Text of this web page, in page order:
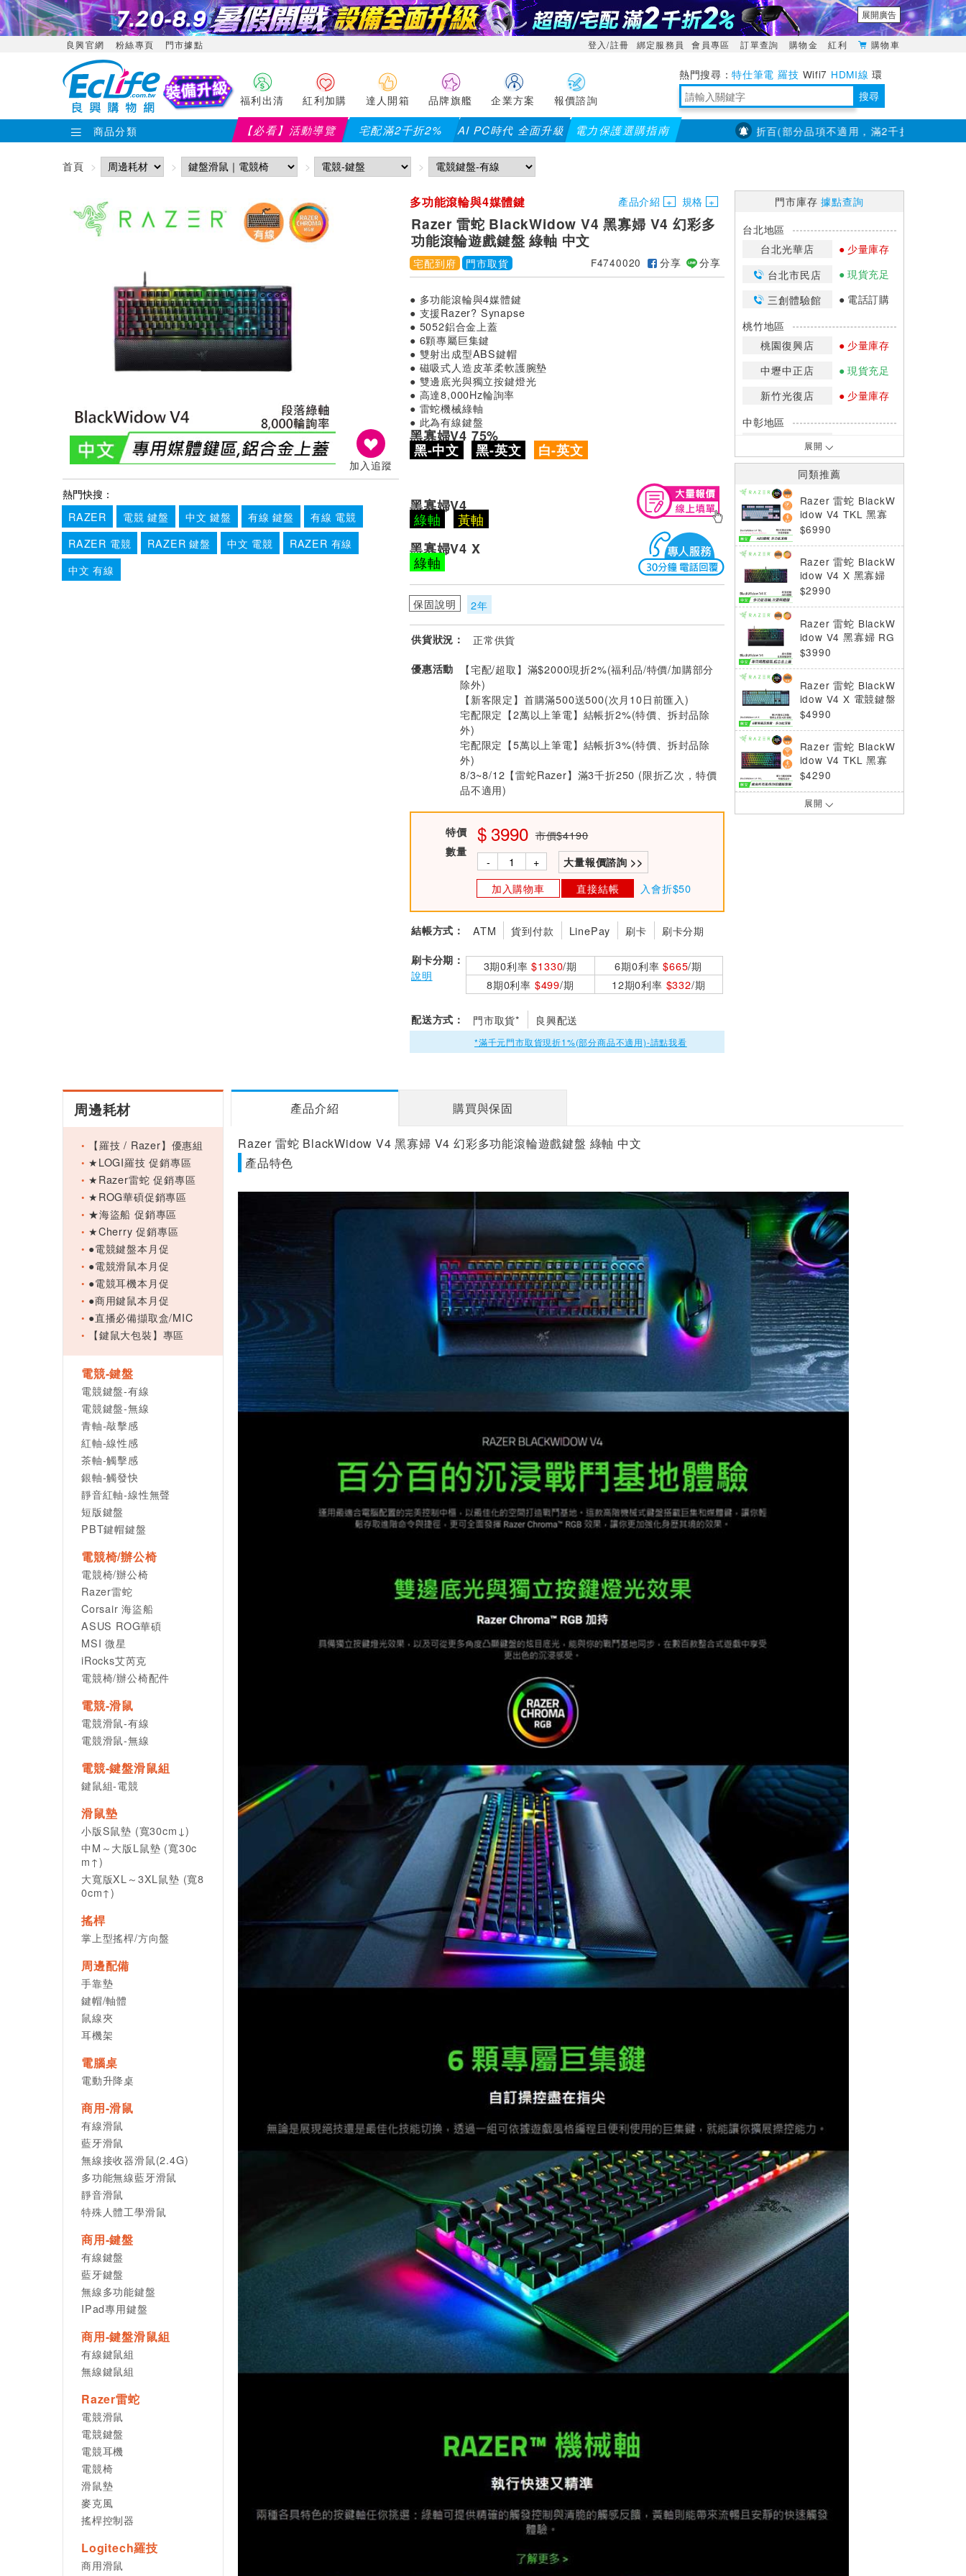
展開廣告
良興官網 粉絲專頁 門市據點 登入/註冊 綁定服務員 會員專區 訂單查詢 購物金 紅利 購物車
福利出清 紅利加購 達人開箱 品牌旗艦 企業方案 報價諮詢
特仕筆電 羅技 Wifi7 HDMI線 環
境量測 明緯POWER 搜尋
商品分類 【必看】活動導覽 宅配滿2千折2% AI PC時代 全面升級 電力保護選購指南
【PX大通】全館滿千折百(部分品項不適用，滿2千折200...)
首頁
加入追蹤
熱門快搜：
RAZER
電競 鍵盤 中文 鍵盤 有線 鍵盤
有線 電競
RAZER 電競
RAZER 鍵盤 中文 電競
RAZER 有線
中文 有線
多功能滾輪與4媒體鍵 產品介紹 規格
Razer 雷蛇 BlackWidow V4 黑寡婦 V4 幻彩多
功能滾輪遊戲鍵盤 綠軸 中文
宅配到府 門市取貨 F4740020 分享 分享
● 多功能滾輪與4媒體鍵
● 支援Razer? Synapse
● 5052鋁合金上蓋
● 6顆專屬巨集鍵
● 雙射出成型ABS鍵帽
● 磁吸式人造皮革柔軟護腕墊
● 雙邊底光與獨立按鍵燈光
● 高達8,000Hz輪詢率
● 雷蛇機械綠軸
● 此為有線鍵盤
黑寡婦V4 75%
黑-中文 黑-英文 白-英文
黑寡婦V4
綠軸
黃軸
黑寡婦V4 X
綠軸
保固說明 2年
供貨狀況： 正常供貨
優惠活動
【宅配/超取】滿$2000現折2%(福利品/特價/加購部分
除外)
【新客限定】首購滿500送500(次月10日前匯入)
宅配限定【2萬以上筆電】結帳折2%(特價、拆封品除
外)
宅配限定【5萬以上筆電】結帳折3%(特價、拆封品除
外)
8/3~8/12【雷蛇Razer】滿3千折250 (限折乙次，特價
品不適用)
特價 3990 市價$4190
數量
- + 大量報價諮詢 >>
加入購物車 直接結帳 入會折$50
結帳方式： ATM 貨到付款 LinePay 刷卡 刷卡分期
刷卡分期：
說明
3期0利率$1330/期 6期0利率$665/期
8期0利率 $499/期 12期0利率 $332/期
配送方式： 門市取貨* 良興配送
*滿千元門市取貨現折1%(部分商品不適用)-請點我看
門市庫存據點查詢
台北地區
台北光華店
少量庫存
台北市民店
現貨充足
三創體驗館
電話訂購
桃竹地區
桃園復興店
少量庫存
中壢中正店
現貨充足
新竹光復店
少量庫存
中彰地區
台中英才店
嘉南地區
高雄中華店
高雄鳳山店
少量庫存
*庫存數量：網路訂購(0)、少量庫存
(1~2)、現貨充足(3以上)。
*門市庫存以店內實際數量為準，可使
用專人服務或撥打門市電話洽詢。
展開
同類推薦
Razer 雷蛇 BlackW
idow V4 TKL 黑寡
婦 無線鍵盤 橘軸 英
$6990
Razer 雷蛇 BlackW
idow V4 X 黑寡婦
RGB 電競鍵盤 綠軸
$2990
Razer 雷蛇 BlackW
idow V4 黑寡婦 RG
B 電競鍵盤 黃軸
$3990
Razer 雷蛇 BlackW
idow V4 X 電競鍵盤
絕區零聯名款 綠軸
$4990
Razer 雷蛇 BlackW
idow V4 TKL 黑寡
婦 幻彩版熱插拔無
文
$4290
Keychron V1 Ultra
展開
周邊耗材
【羅技 / Razer】優惠組
★LOGI羅技 促銷專區
★Razer雷蛇 促銷專區
★ROG華碩促銷專區
★海盜船 促銷專區
★Cherry 促銷專區
●電競鍵盤本月促
●電競滑鼠本月促
●電競耳機本月促
●商用鍵鼠本月促
●直播必備擷取盒/MIC
【鍵鼠大包裝】專區
電競-鍵盤
電競鍵盤-有線
電競鍵盤-無線
青軸-敲擊感
紅軸-線性感
茶軸-觸擊感
銀軸-觸發快
靜音紅軸-線性無聲
短版鍵盤
PBT鍵帽鍵盤
電競椅/辦公椅
電競椅/辦公椅
Razer雷蛇
Corsair 海盜船
ASUS ROG華碩
MSI 微星
iRocks艾芮克
電競椅/辦公椅配件
電競-滑鼠
電競滑鼠-有線
電競滑鼠-無線
電競-鍵盤滑鼠組
鍵鼠組-電競
滑鼠墊
小版S鼠墊 (寬30cm↓)
中M～大版L鼠墊 (寬30c
m↑)
大寬版XL～3XL鼠墊 (寬8
0cm↑)
搖桿
掌上型搖桿/方向盤
周邊配備
手靠墊
鍵帽/軸體
鼠線夾
耳機架
電腦桌
電動升降桌
商用-滑鼠
有線滑鼠
藍牙滑鼠
無線接收器滑鼠(2.4G)
多功能無線藍牙滑鼠
靜音滑鼠
特殊人體工學滑鼠
商用-鍵盤
有線鍵盤
藍牙鍵盤
無線多功能鍵盤
IPad專用鍵盤
商用-鍵盤滑鼠組
有線鍵鼠組
無線鍵鼠組
Razer雷蛇
電競滑鼠
電競鍵盤
電競耳機
電競椅
滑鼠墊
麥克風
搖桿控制器
Logitech羅技
商用滑鼠
產品介紹 購買與保固
Razer 雷蛇 BlackWidow V4 黑寡婦 V4 幻彩多功能滾輪遊戲鍵盤 綠軸 中文
產品特色